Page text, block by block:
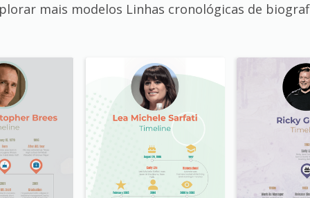
mais modelos Linhas cronológicas de